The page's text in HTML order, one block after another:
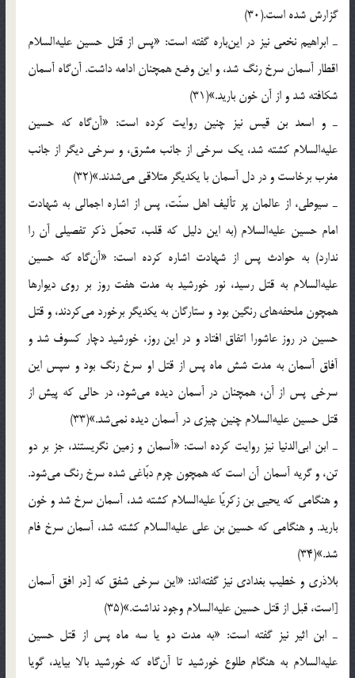
گزارش شده است.(30)
ـ ابراهیم نخعی نیز در این‌باره گفته است: «پس از قتل حسین علیه‌السلام
اقطار آسمان سرخ رنگ شد، و این وضع همچنان ادامه داشت. آن‌گاه آسمان
شکافته شد و از آن خون بارید.»(31)
ـ و اسعد بن قیس نیز چنین روایت کرده است: «آن‌گاه که حسین
علیه‌السلام کشته شد، یک سرخی از جانب مشرق، و سرخی دیگر از جانب
مغرب برخاست و در دل آسمان با یکدیگر متلاقی می‌شدند.»(32)
ـ سیوطی، از عالمان پر تألیف اهل سنّت، پس از اشاره اجمالی به شهادت
امام حسین علیه‌السلام (به این دلیل که قلب، تحمّل ذکر تفصیلی آن را
ندارد) به حوادث پس از شهادت اشاره کرده است: «آن‌گاه که حسین
علیه‌السلام به قتل رسید، نور خورشید به مدت هفت روز بر روی دیوارها
همچون ملحفه‌های رنگین بود و ستارگان به یکدیگر برخورد می‌کردند، و قتل
حسین در روز عاشورا اتفاق افتاد و در این روز، خورشید دچار کسوف شد و
آفاق آسمان به مدت شش ماه پس از قتل او سرخ رنگ بود و سپس این
سرخی پس از آن، همچنان در آسمان دیده می‌شود، در حالی که پیش از
قتل حسین علیه‌السلام چنین چیزی در آسمان دیده نمی‌شد.»(33)
ـ ابن ابی‌الدنیا نیز روایت کرده است: «آسمان و زمین نگریستند، جز بر دو
تن، و گریه آسمان آن است که همچون چرم دبّاغی شده سرخ رنگ می‌شود.
و هنگامی که یحیی بن زکریّا علیه‌السلام کشته شد، آسمان سرخ شد و خون
بارید. و هنگامی که حسین بن علی علیه‌السلام کشته شد، آسمان سرخ فام
شد.»(34)
بلاذری و خطیب بغدادی نیز گفته‌اند: «این سرخی شفق که [در افق آسمان
[است، قبل از قتل حسین علیه‌السلام وجود نداشت.»(35)
ـ ابن اثیر نیز گفته است: «به مدت دو یا سه ماه پس از قتل حسین
علیه‌السلام به هنگام طلوع خورشید تا آن‌گاه که خورشید بالا بیاید، گویا